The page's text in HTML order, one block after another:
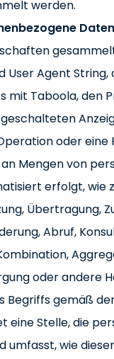
werden.
Daten
User Agent
mit Taboola, den
oder eine
Mengen von
erfolgt, wie
Übertragung,
Abruf,
oder andere
Begriffs gemäß
eine Stelle, die
wie